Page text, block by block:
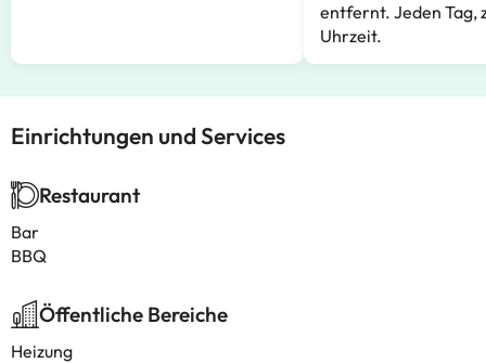
entfernt. Jeden Tag,
Uhrzeit.
Einrichtungen und Services
Restaurant
Bar
BBQ
Öffentliche Bereiche
Heizung